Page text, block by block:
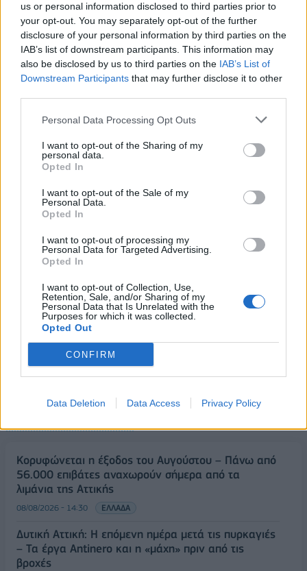
us or personal information disclosed to third parties prior to
your opt-out. You may separately opt-out of the further
disclosure of your personal information by third parties on the
IAB’s list of downstream participants. This information may
also be disclosed by us to third parties on the IAB’s List of
Downstream Participants that may further disclose it to other
Personal Data Processing Opt Outs
I want to opt-out of the Sharing of my
personal data.
Opted In
I want to opt-out of the Sale of my
Personal Data.
Opted In
I want to opt-out of processing my
Personal Data for Targeted Advertising.
Opted In
I want to opt-out of Collection, Use,
Retention, Sale, and/or Sharing of my
Personal Data that Is Unrelated with the
Purposes for which it was collected.
Opted Out
CONFIRM
Data Deletion Data Access Privacy Policy
ΠΕΡΙΣΣΌΤΕΡΑ ΣΕ ΑΥΤΉ ΤΗΝ ΚΑΤΗΓΟΡΊΑ
Η αγορά ομολόγων
προεξοφλεί το τέλος των
3,95% το δεκαετές
08/11/2023 - 18:28
Γεωργιάδης: Θα
ενισχυθούν τα εισοδήματα
"ξεπάγωμα" των τριετιών
ΡΟΗ ΕΙΔΗΣΕΩΝ
Κορυφώνεται η έξοδος του Αυγούστου – Πάνω από
56.000 επιβάτες αναχωρούν σήμερα από τα
λιμάνια της Αττικής
08/08/2026 - 14:30 ΕΛΛΑΔΑ
Δυτική Αττική: Η επόμενη ημέρα μετά τις πυρκαγιές
– Τα έργα Antinero και η «μάχη» πριν από τις
βροχές